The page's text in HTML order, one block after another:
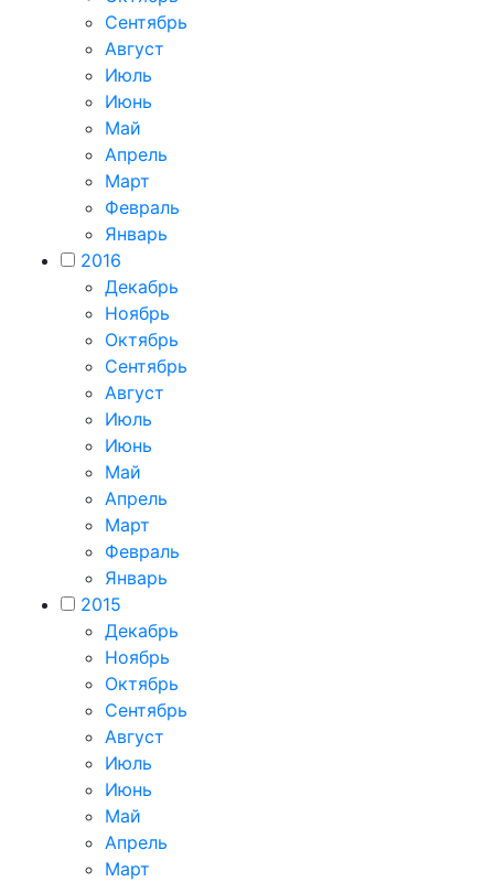
Сентябрь
Август
Июль
Июнь
Май
Апрель
Март
Февраль
Январь
2016
Декабрь
Ноябрь
Октябрь
Сентябрь
Август
Июль
Июнь
Май
Апрель
Март
Февраль
Январь
2015
Декабрь
Ноябрь
Октябрь
Сентябрь
Август
Июль
Июнь
Май
Апрель
Март